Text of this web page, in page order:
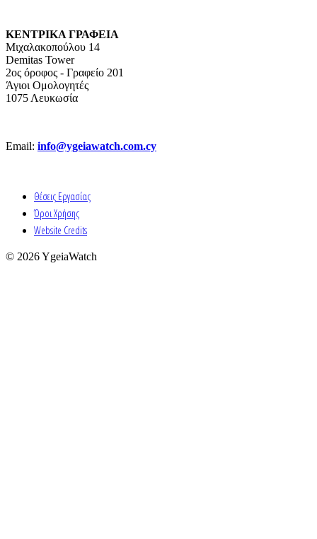
ΚΕΝΤΡΙΚΑ ΓΡΑΦΕΙΑ
Μιχαλακοπούλου 14
Demitas Tower
2ος όροφος - Γραφείο 201
Άγιοι Ομολογητές
1075 Λευκωσία
Email: info@ygeiawatch.com.cy
Θέσεις Εργασίας
Όροι Χρήσης
Website Credits
© 2026 YgeiaWatch